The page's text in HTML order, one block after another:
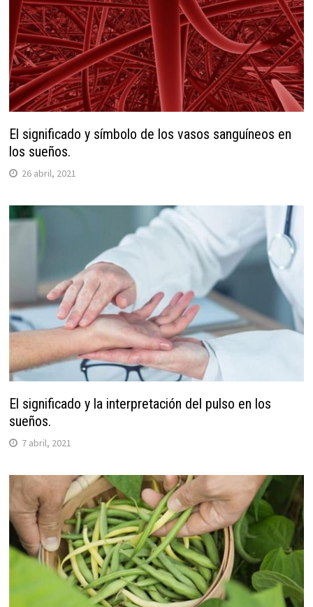
El significado y símbolo de los vasos sanguíneos en
los sueños.
26 abril, 2021
El significado y la interpretación del pulso en los
sueños.
7 abril, 2021